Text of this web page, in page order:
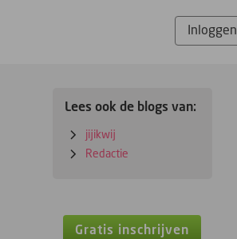
Inloggen
Lees ook de blogs van:
jijikwij
Redactie
Gratis inschrijven